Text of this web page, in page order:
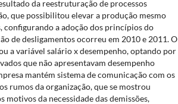
da reestruturação de processos
que possibilitou elevar a produção mesmo
configurando a adoção dos princípios do
de desligamentos ocorreu em 2010 e 2011. O
a variável salário x desempenho, optando por
que não apresentavam desempenho
mantém sistema de comunicação com os
rumos da organização, que se mostrou
motivos da necessidade das demissões,